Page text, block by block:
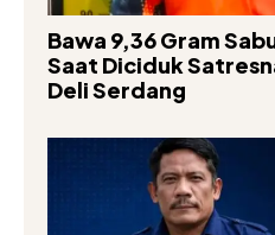
Bawa 9,36 Gram
Saat Diciduk
Deli Serdang